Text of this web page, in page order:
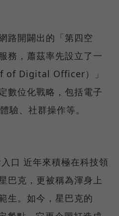
路開闢出的「第四空
務，蕭茲率先設立了一
of Digital Officer）」
數位化戰略，包括電子
驗、社群操作等。
口 近年來積極在科技領
巴克，更被稱為渾身上
生。如今，星巴克的